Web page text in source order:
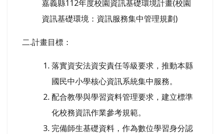
嘉義縣112年度校園資訊基礎環境計畫(校園
資訊基礎環境：資訊服務集中管理規劃)
二.計畫目標：
落實資安法資安責任等級要求，推動本縣
國民中小學核心資訊系統集中服務。
配合教學與學習資料管理要求，建立標準
化校務資訊作業參考規範。
完備師生基礎資料，作為數位學習身分認